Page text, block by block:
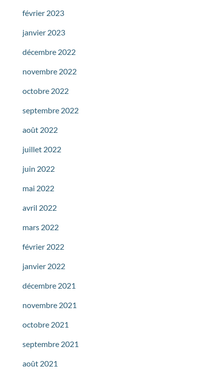
février 2023
janvier 2023
décembre 2022
novembre 2022
octobre 2022
septembre 2022
août 2022
juillet 2022
juin 2022
mai 2022
avril 2022
mars 2022
février 2022
janvier 2022
décembre 2021
novembre 2021
octobre 2021
septembre 2021
août 2021